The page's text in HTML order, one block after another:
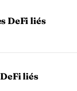
DeFi liés
liés